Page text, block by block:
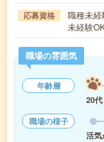
応募資格
職種未
未経験
職場の雰囲気
年齢層
20代
職場の様子
活気